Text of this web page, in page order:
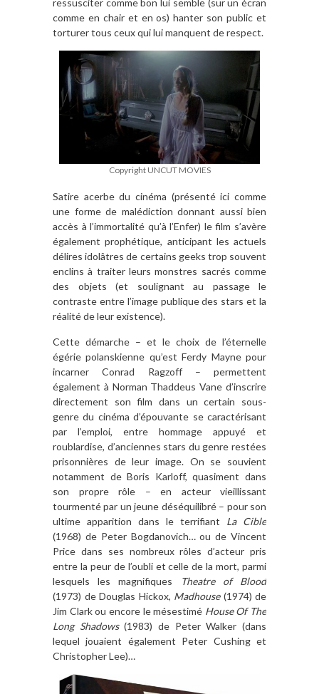
ressusciter comme bon lui semble (sur un écran
comme en chair et en os) hanter son public et
torturer tous ceux qui lui manquent de respect.
Copyright UNCUT MOVIES
Satire acerbe du cinéma (présenté ici comme
une forme de malédiction donnant aussi bien
accès à l’immortalité qu’à l’Enfer) le film s’avère
également prophétique, anticipant les actuels
délires idolâtres de certains geeks trop souvent
enclins à traiter leurs monstres sacrés comme
des objets (et soulignant au passage le
contraste entre l’image publique des stars et la
réalité de leur existence).
Cette démarche – et le choix de l’éternelle
égérie polanskienne qu’est Ferdy Mayne pour
incarner Conrad Ragzoff – permettent
également à Norman Thaddeus Vane d’inscrire
directement son film dans un certain sous-
genre du cinéma d’épouvante se caractérisant
par l’emploi, entre hommage appuyé et
roublardise, d’anciennes stars du genre restées
prisonnières de leur image. On se souvient
notamment de Boris Karloff, quasiment dans
son propre rôle – en acteur vieillissant
tourmenté par un jeune déséquilibré – pour son
ultime apparition dans le terrifiant La Cible
(1968) de Peter Bogdanovich… ou de Vincent
Price dans ses nombreux rôles d’acteur pris
entre la peur de l’oubli et celle de la mort, parmi
lesquels les magnifiques
Theatre of Blood
(1973) de Douglas Hickox, Madhouse(1974) de
Jim Clark ou encore le mésestimé House Of The
Long Shadows(1983) de Peter Walker (dans
lequel jouaient également Peter Cushing et
Christopher Lee)…